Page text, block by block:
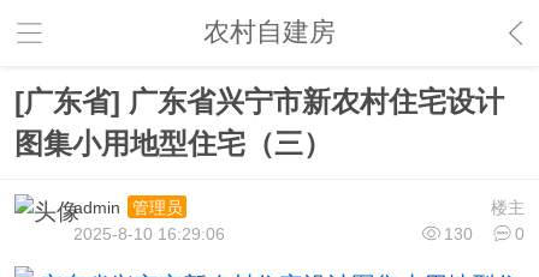
农村自建房
[广东省] 广东省兴宁市新农村住宅设计
图集小用地型住宅（三）
楼主
admin
管理员
130
0
2025-8-10 16:29:06